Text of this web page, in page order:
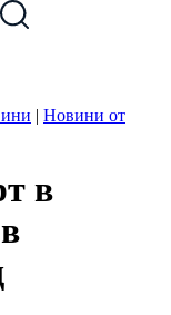
| Новини от
в